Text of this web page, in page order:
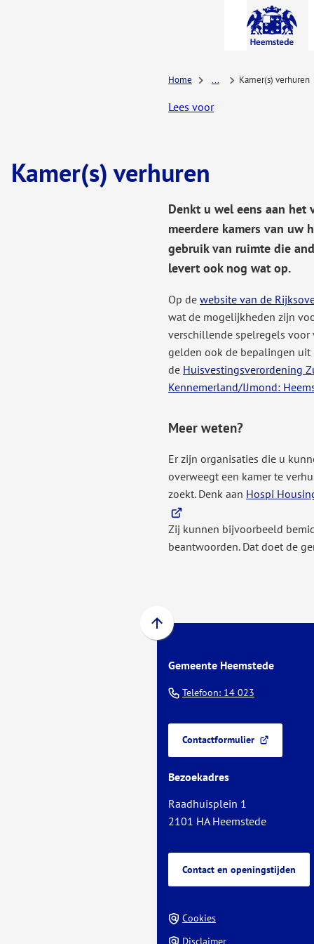
A-Z-
menu
Home Kamer(s) verhuren
Lees voor
Kamer(s) verhuren
Denkt u wel eens aan het
meerdere kamers van uw
gebruik van ruimte die
levert ook nog wat op.
Op de website van de
wat de mogelijkheden zijn
verschillende spelregels voor
gelden ook de bepalingen uit
de Huisvestingsverordening
Kennemerland/IJmond:
Meer weten?
Er zijn organisaties die u
overweegt een kamer te
zoekt. Denk aan Hospi
Zij kunnen bijvoorbeeld
beantwoorden. Dat doet de
Scroll
boven
het
paginainhoud
Gemeente Heemstede
Telefoon: 14 023
een
Contactformulier
(Verwijst
een
website)
Bezoekadres
Raadhuisplein 1
2101 HA Heemstede
Contact en openingstijden
Cookies
Disclaimer